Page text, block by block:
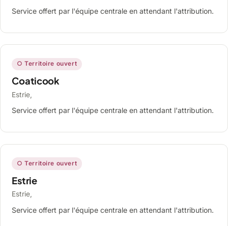
Service offert par l'équipe centrale en attendant l'attribution.
○ Territoire ouvert
Coaticook
Estrie,
Service offert par l'équipe centrale en attendant l'attribution.
○ Territoire ouvert
Estrie
Estrie,
Service offert par l'équipe centrale en attendant l'attribution.